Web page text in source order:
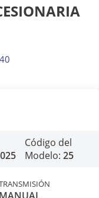
Código del
Modelo: 25